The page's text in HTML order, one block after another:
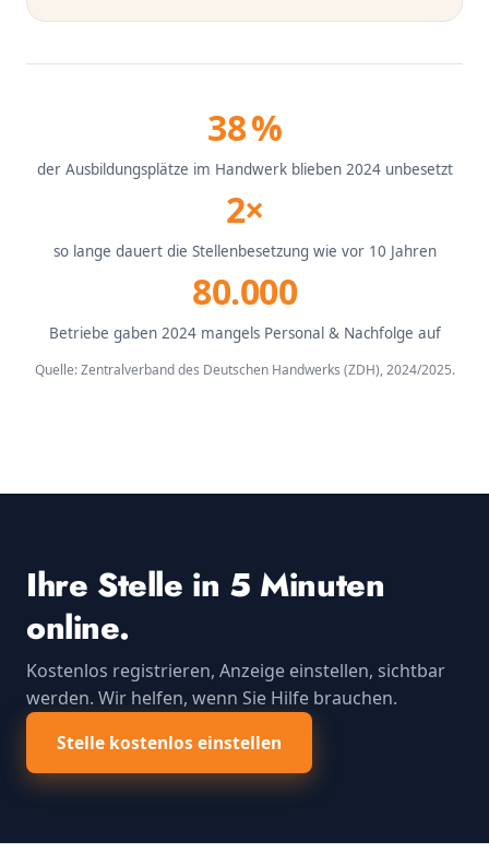
38 %
der Ausbildungsplätze im Handwerk blieben 2024 unbesetzt
2×
so lange dauert die Stellenbesetzung wie vor 10 Jahren
80.000
Betriebe gaben 2024 mangels Personal & Nachfolge auf
Quelle: Zentralverband des Deutschen Handwerks (ZDH), 2024/2025.
Ihre Stelle in 5 Minuten
online.
Kostenlos registrieren, Anzeige einstellen, sichtbar
werden. Wir helfen, wenn Sie Hilfe brauchen.
Stelle kostenlos einstellen